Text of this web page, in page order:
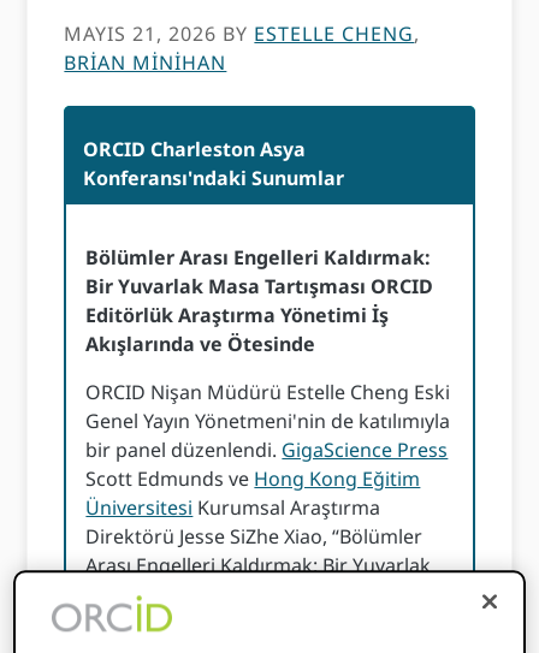
MAYIS 21, 2026 BY ESTELLE CHENG,
BRIAN MINIHAN
ORCID Charleston Asya
Konferansı'ndaki Sunumlar
Bölümler Arası Engelleri Kaldırmak:
Bir Yuvarlak Masa Tartışması ORCID
Editörlük Araştırma Yönetimi İş
Akışlarında ve Ötesinde
ORCID Nişan Müdürü Estelle Cheng Eski
Genel Yayın Yönetmeni'nin de katılımıyla
bir panel düzenlendi. GigaScience Press
Scott Edmunds ve Hong Kong Eğitim
Üniversitesi Kurumsal Araştırma
Direktörü Jesse SiZhe Xiao, “Bölümler
Arası Engelleri Kaldırmak: Bir Yuvarlak
Masa Tartışması” başlıklı bir sunum
yaptı. ORCID "Editöryel Araştırma